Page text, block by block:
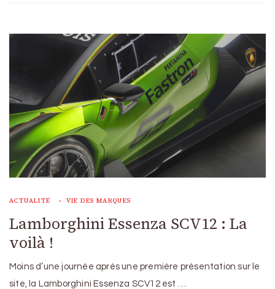
ACTUALITÉ VIE DES MARQUES
Lamborghini Essenza SCV12 : La
voilà !
Moins d’une journée après une première présentation sur le
site, la Lamborghini Essenza SCV12 est …